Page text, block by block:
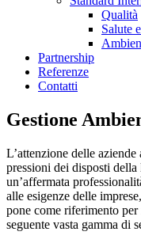
Qualità
Salute
Partnership
Referenze
Contatti
Gestione
L’attenzione delle
pressioni dei disposti
un’affermata
alle esigenze delle
pone come riferimento
seguente vasta gamma di